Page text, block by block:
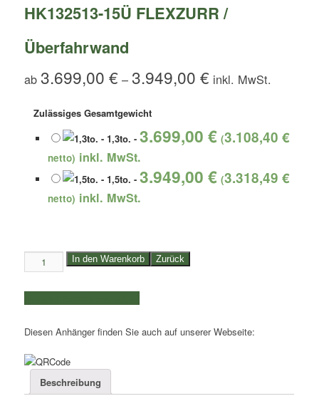
HK132513-15Ü FLEXZURR /
Überfahrwand
ab3.699,00€ –3.949,00€
Zulässiges Gesamtgewicht
- 1,3to. - 3.699,00 € (3.108,40 €
netto)
- 1,5to. - 3.949,00 € (3.318,49 €
netto)
1,3to.
/
1,5to.
Humbaur
|
2,51x1,32x1,52m
HK132513-
In den Warenkorb Zurück
Diesen Anhänger finden Sie auch auf unserer Webseite:
Beschreibung